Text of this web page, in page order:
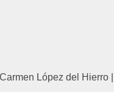
Carmen López del Hierro